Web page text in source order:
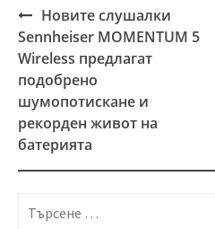
Post
navigation
Новите слушалки
Sennheiser MOMENTUM 5
Wireless предлагат
подобрено
шумопотискане и
рекорден живот на
батерията
Търсене